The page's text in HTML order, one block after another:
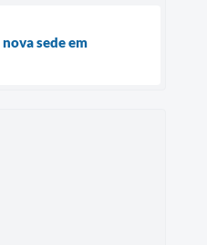
sede em